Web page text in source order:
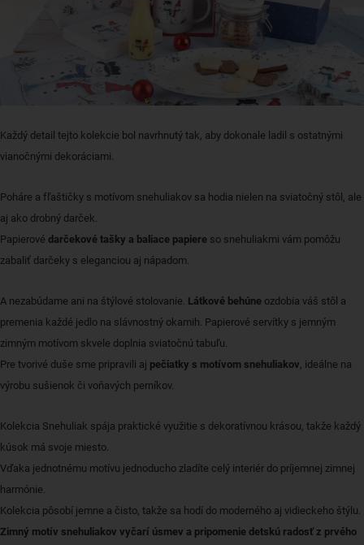
Každý detail tejto kolekcie bol navrhnutý tak, aby dokonale ladil s ostatnými
vianočnými dekoráciami.
Poháre a fľaštičky s motívom snehuliakov sa hodia nielen na sviatočný stôl, ale
aj ako drobný darček.
Papierové darčekové tašky a baliace papiere so snehuliakmi vám pomôžu
zabaliť darčeky s eleganciou aj nápadom.
A nezabúdame ani na štýlové stolovanie. Látkové behúne ozdobia váš stôl a
premenia každé jedlo na slávnostný okamih. Papierové servítky s jemným
zimným motívom skvele doplnia sviatočnú tabuľu.
Pre tvorivé duše sme pripravili aj pečiatky s motívom snehuliakov , ideálne na
výrobu sušienok či voňavých perníkov.
Kolekcia Snehuliak spája praktické využitie s dekoratívnou krásou, takže každý
kúsok má svoje miesto.
Vďaka jednotnému motívu jednoducho zladíte celý interiér do príjemnej zimnej
harmónie.
Kolekcia pôsobí jemne a čisto, takže sa hodí do moderného aj vidieckeho štýlu.
Zimný motív snehuliakov vyčarí úsmev a pripomenie detskú radosť z prvého